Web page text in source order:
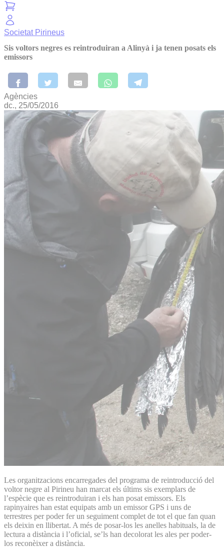
Societat Pirineus
Sis voltors negres es reintroduiran a Alinyà i ja tenen posats els
emissors
Agències
dc., 25/05/2016
Les organitzacions encarregades del programa de reintroducció del
voltor negre al Pirineu han marcat els últims sis exemplars de
l’espècie que es reintroduiran i els han posat emissors. Els
rapinyaires han estat equipats amb un emissor GPS i uns de
terrestres per poder fer un seguiment complet de tot el que fan quan
els deixin en llibertat. A més de posar-los les anelles habituals, la de
lectura a distància i l’oficial, se’ls han decolorat les ales per poder-
los reconèixer a distància.